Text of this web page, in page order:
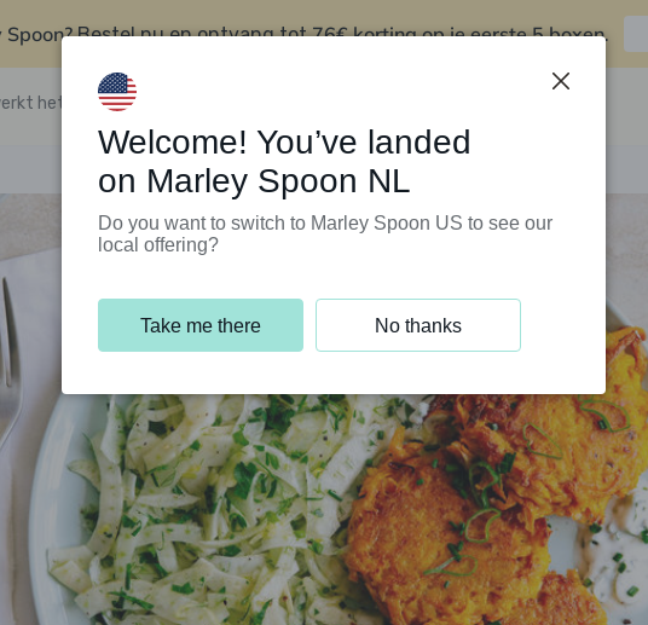
Bestel nu en ontvang tot76€ korting op je eerste 5 boxen.
het Klantenservice
Welcome! You’ve landed
on Marley Spoon NL
Do you want to switch to Marley Spoon US to see our
local offering?
Take me there No thanks